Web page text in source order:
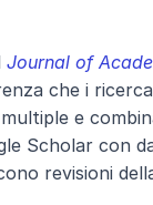
Journal of
che i
e
Scholar con
revisioni